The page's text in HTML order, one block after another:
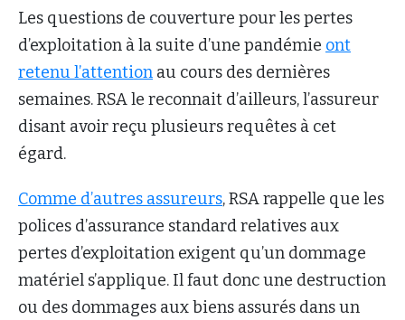
Les questions de couverture pour les pertes
d’exploitation à la suite d’une pandémie ont
retenu l’attention au cours des dernières
semaines. RSA le reconnait d’ailleurs, l’assureur
disant avoir reçu plusieurs requêtes à cet
égard.
Comme d’autres assureurs, RSA rappelle que les
polices d’assurance standard relatives aux
pertes d’exploitation exigent qu’un dommage
matériel s’applique. Il faut donc une destruction
ou des dommages aux biens assurés dans un